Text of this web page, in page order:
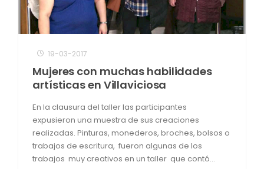
19-03-2017
Mujeres con muchas habilidades
artísticas en Villaviciosa
En la clausura del taller las participantes
expusieron una muestra de sus creaciones
realizadas. Pinturas, monederos, broches, bolsos o
trabajos de escritura, fueron algunas de los
trabajos muy creativos en un taller que contó...